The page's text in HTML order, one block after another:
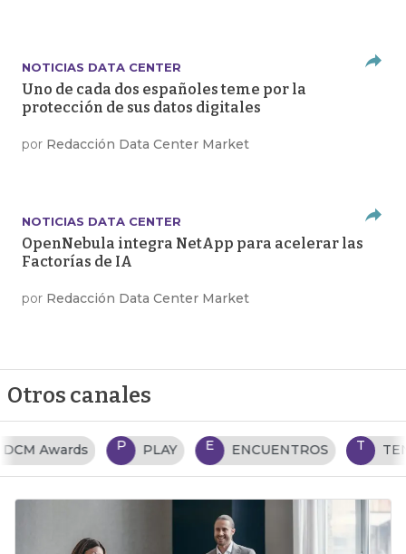
NOTICIAS DATA CENTER
Uno de cada dos españoles teme por la
protección de sus datos digitales
por Redacción Data Center Market
NOTICIAS DATA CENTER
OpenNebula integra NetApp para acelerar las
Factorías de IA
por Redacción Data Center Market
Otros canales
P PLAY E ENCUENTROS T TENDENCIAS TI